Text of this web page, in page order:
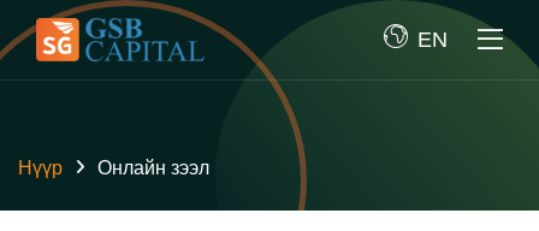
EN
Нүүр Онлайн зээл